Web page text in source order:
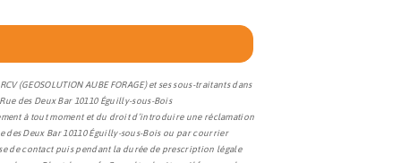
AUBE FORAGE) et ses sous-traitants dans
des Deux Bar 10110 Éguilly-sous-Bois
à tout moment et du droit d’introduire une réclamation
des Deux Bar 10110 Éguilly-sous-Bois ou par courrier
de contact puis pendant la durée de prescription légale